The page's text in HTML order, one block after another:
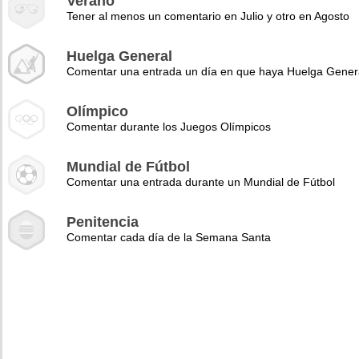
Tener al menos un comentario en Julio y otro en Agosto
Huelga General
Comentar una entrada un día en que haya Huelga
Olímpico
Comentar durante los Juegos Olímpicos
Mundial de Fútbol
Comentar una entrada durante un Mundial de Fútbol
Penitencia
Comentar cada día de la Semana Santa